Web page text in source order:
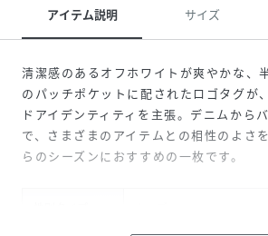
アイテム説明 サイズ
清潔感のあるオフホワイトが爽やかな、
のパッチポケットに配されたロゴタグが
ドアイデンティティを主張。デニムから
で、さまざまのアイテムとの相性のよさ
らのシーズンにおすすめの一枚です。